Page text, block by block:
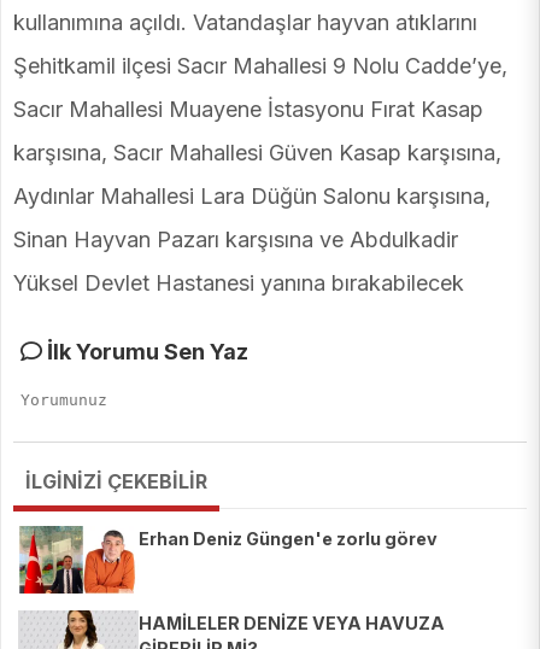
kullanımına açıldı. Vatandaşlar hayvan atıklarını
Şehitkamil ilçesi Sacır Mahallesi 9 Nolu Cadde’ye,
Sacır Mahallesi Muayene İstasyonu Fırat Kasap
karşısına, Sacır Mahallesi Güven Kasap karşısına,
Aydınlar Mahallesi Lara Düğün Salonu karşısına,
Sinan Hayvan Pazarı karşısına ve Abdulkadir
Yüksel Devlet Hastanesi yanına bırakabilecek
İlk Yorumu Sen Yaz
İLGİNİZİ ÇEKEBİLİR
Erhan Deniz Güngen'e zorlu görev
HAMİLELER DENİZE VEYA HAVUZA